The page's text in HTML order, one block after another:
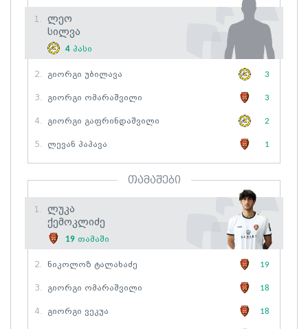
1.
Ლეო
Სილვა
4 პასი
2. Გიორგი Უბილავა 3
3. Გიორგი Ომარაშვილი 3
4. Გიორგი Გაფრინდაშვილი 2
5. Ლევან Პაპავა 1
თამაშები
1.
Ლუკა
Ქემოკლიძე
19 თამაში
2. Ნიკოლოზ Ტალახაძე 19
3. Გიორგი Ომარაშვილი 18
4. Გიორგი Ვეკუა 18